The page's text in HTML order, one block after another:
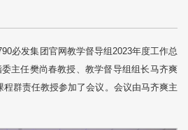
必发集团官网教学督导组2023年度工作总
主任樊尚春教授、教学督导组组长马齐爽
群责任教授参加了会议。会议由马齐爽主